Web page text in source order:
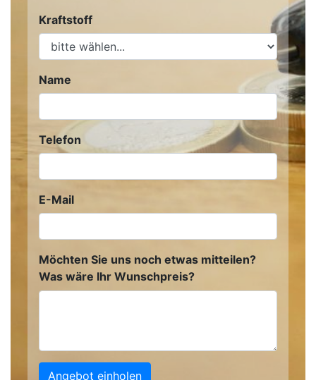
Kraftstoff
Name
Telefon
E-Mail
Möchten Sie uns noch etwas mitteilen?
Was wäre Ihr Wunschpreis?
Angebot einholen